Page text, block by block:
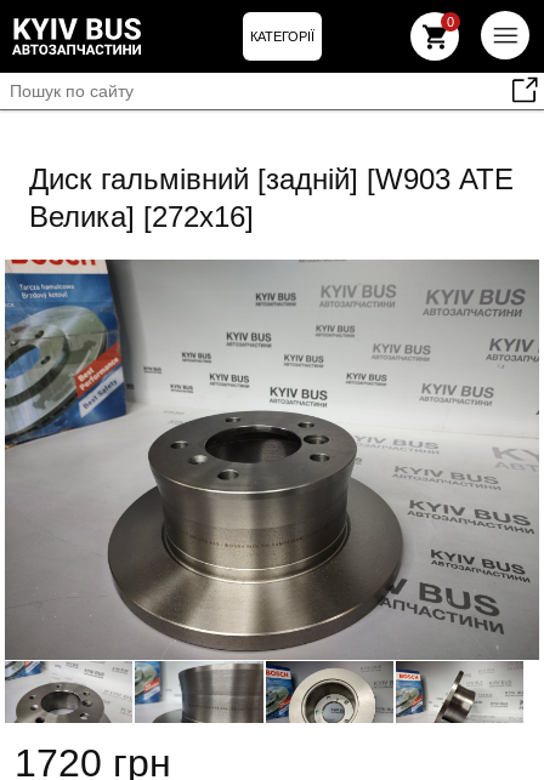
КАТЕГОРІЇ
0
Диск гальмівний [задній] [W903 АТЕ
Велика] [272х16]
1720 грн